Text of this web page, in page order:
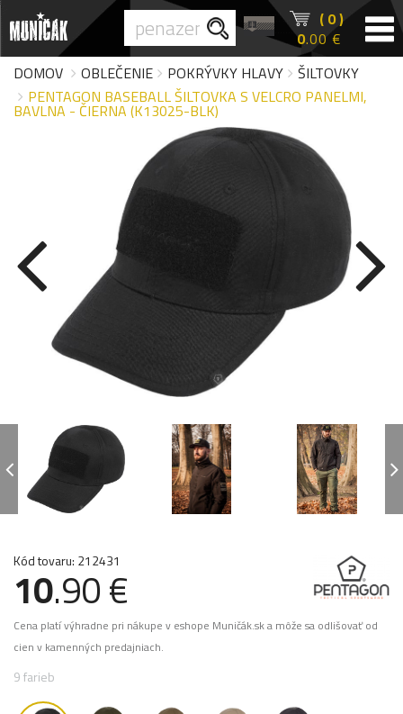
( 0 )
0.00 €
DOMOV
OBLEČENIE POKRÝVKY HLAVY
ŠILTOVKY
PENTAGON BASEBALL ŠILTOVKA S VELCRO PANELMI,
BAVLNA - ČIERNA (K13025-BLK)
Kód tovaru: 212431
10.90 €
Cena platí výhradne pri nákupe v eshope Muničák.sk a môže sa odlišovať od
cien v kamenných predajniach.
9 farieb